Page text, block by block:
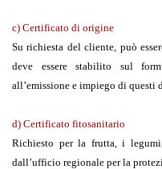
c) Certificato di origine
Su richiesta del cliente, può
deve essere stabilito sul
all’emissione e impiego di questi
d) Certificato fitosanitario
Richiesto per la frutta, i
dall’ufficio regionale per la